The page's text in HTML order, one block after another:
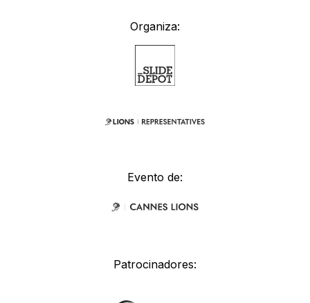
Organiza:
Evento de:
Patrocinadores: